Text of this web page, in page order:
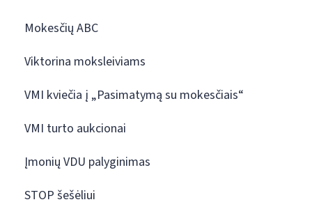
Mokesčių ABC
Viktorina moksleiviams
VMI kviečia į „Pasimatymą su mokesčiais“
VMI turto aukcionai
Įmonių VDU palyginimas
STOP šešėliui